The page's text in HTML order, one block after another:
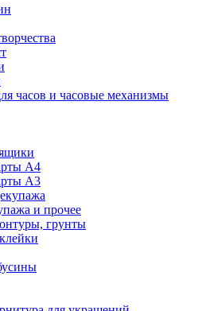
часов и часовые механизмы
А4
А3
и прочее
грунты